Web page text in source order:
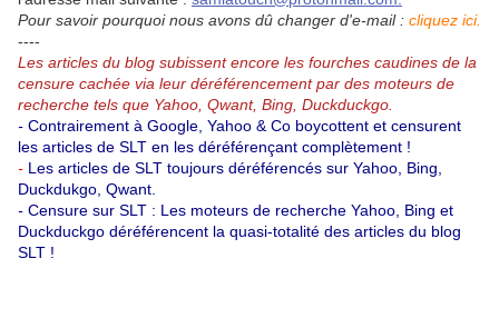
Pour savoir pourquoi nous avons dû changer d'e-mail : cliquez ici.
----
Les articles du blog subissent encore les fourches caudines de la
censure cachée via leur déréférencement par des moteurs de
recherche tels que Yahoo, Qwant, Bing, Duckduckgo.
- Contrairement à Google, Yahoo & Co boycottent et censurent
les articles de SLT en les déréférençant complètement !
- Les articles de SLT toujours déréférencés sur Yahoo, Bing,
Duckdukgo, Qwant.
- Censure sur SLT : Les moteurs de recherche Yahoo, Bing et
Duckduckgo déréférencent la quasi-totalité des articles du blog
SLT !